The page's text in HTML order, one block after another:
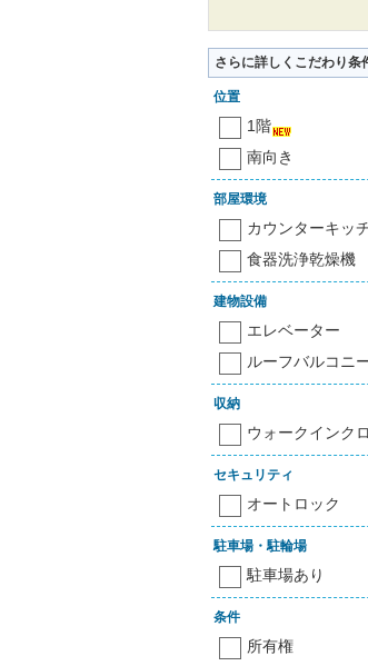
さらに詳しくこだわり条
位置
1階
南向き
部屋環境
カウンターキッ
食器洗浄乾燥機
建物設備
エレベーター
ルーフバルコニ
収納
ウォークインク
セキュリティ
オートロック
駐車場・駐輪場
駐車場あり
条件
所有権